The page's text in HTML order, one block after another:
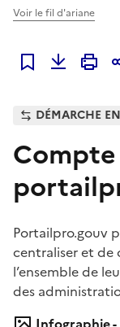
Voir le fil d'ariane
Ajouter à mes
DÉMARCHE
Portailpro.gouv
centraliser et de
l’ensemble de
des